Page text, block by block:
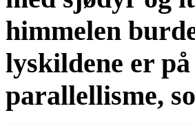
himmelen
lyskildene er
parallellisme,